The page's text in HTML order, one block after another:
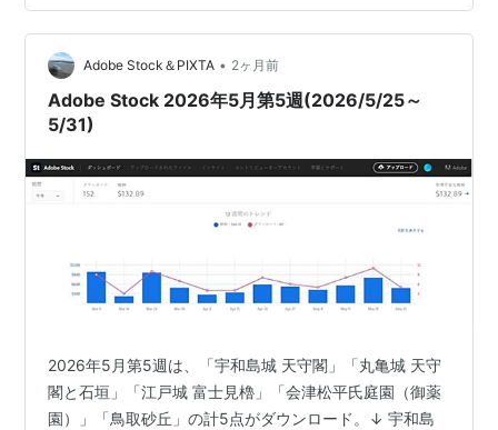
を整備したのは築城名人として知られる藤堂高虎です
が、現在残る天守を建てたのは宇和島伊達家です。 現在
は市街地に囲まれている宇和島城も、築城当時は海と近
く、海を城の守りへ取り込んでいました。…
Adobe Stock＆PIXTA • 2ヶ月前
Adobe Stock 2026年5月第5週(2026/5/25～
5/31)
2026年5月第5週は、「宇和島城 天守閣」「丸亀城 天守
閣と石垣」「江戸城 富士見櫓」「会津松平氏庭園（御薬
園）」「鳥取砂丘」の計5点がダウンロード。↓ 宇和島